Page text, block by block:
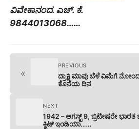
ವಿವೇಕಾನಂದ. ಎಚ್. ಕೆ.
9844013068……
«
PREVIOUS
ದ್ರಾಕ್ಷಿ ಮಾವು ಬೆಳೆ ವಿಮೆಗೆ
ಕೊನೆಯ ದಿನ
NEXT
1942 – ಆಗಸ್ಟ್ 9, ಬ್ರಿಟೀಷರೇ ಭಾರತ
ಕ್ವಿಟ್ ಇಂಡಿಯಾ……